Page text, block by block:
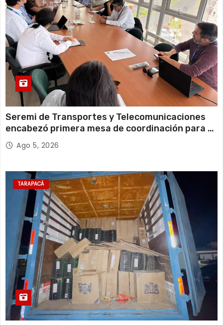
Seremi de Transportes y Telecomunicaciones
encabezó primera mesa de coordinación para el
retiro de cables en desuso en Iquique
Ago 5, 2026
TARAPACÁ